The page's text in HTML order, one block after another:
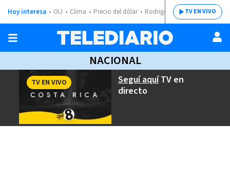
Hoy interesa OIJ Clima Precio del dólar Rodrigo ChavesTV EN VIVO
NACIONAL
Seguí aquíTV en
directo
TV EN VIVO